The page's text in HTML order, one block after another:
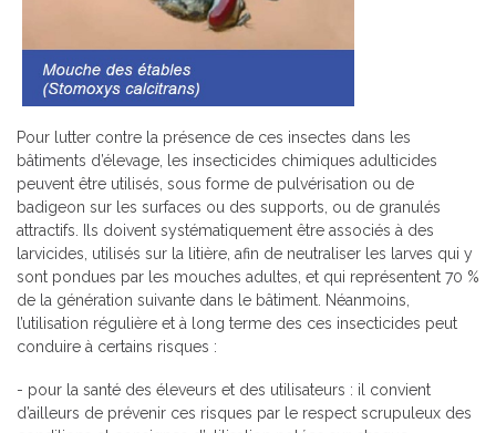
Pour lutter contre la présence de ces insectes dans les
bâtiments d’élevage, les insecticides chimiques adulticides
peuvent être utilisés, sous forme de pulvérisation ou de
badigeon sur les surfaces ou des supports, ou de granulés
attractifs. Ils doivent systématiquement être associés à des
larvicides, utilisés sur la litière, afin de neutraliser les larves qui y
sont pondues par les mouches adultes, et qui représentent 70 %
de la génération suivante dans le bâtiment. Néanmoins,
l’utilisation régulière et à long terme des ces insecticides peut
conduire à certains risques :
- pour la santé des éleveurs et des utilisateurs : il convient
d’ailleurs de prévenir ces risques par le respect scrupuleux des